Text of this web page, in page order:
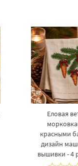
Еловая
красными
дизайн
вышивки - 4